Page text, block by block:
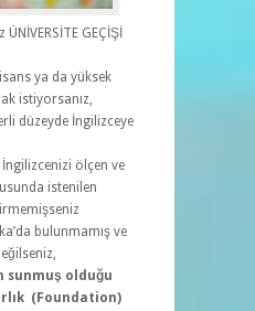
ÜNİVERSİTE GEÇİŞİ
ya da yüksek
istiyorsanız,
düzeyde İngilizceye
İngilizcenizi ölçen ve
istenilen
bulunmamış ve
sunmuş olduğu
(Foundation)